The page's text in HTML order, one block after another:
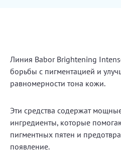
Линия Babor Brightening
борьбы с пигментацией и
равномерности тона кожи.
Эти средства содержат
ингредиенты, которые
пигментных пятен и
появление.